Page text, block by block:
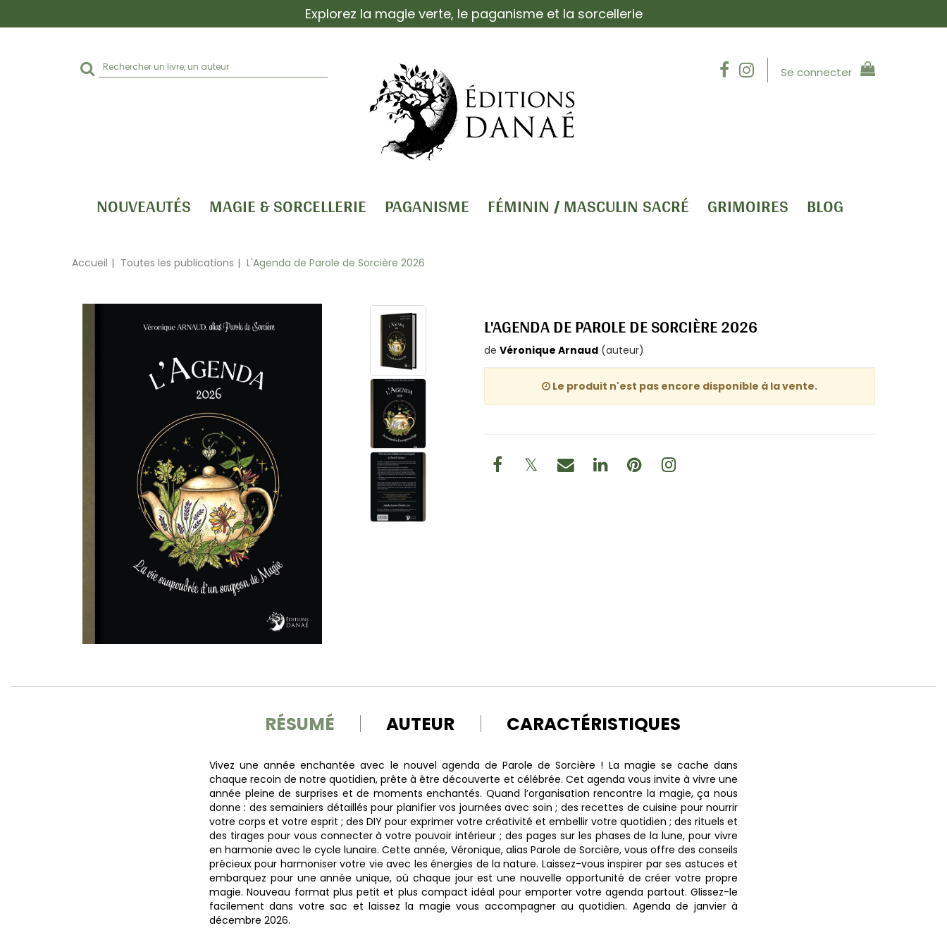
Explorez la magie verte, le paganisme et la sorcellerie
Rechercher
sur
Se connecter
NOUVEAUTÉS MAGIE & SORCELLERIE PAGANISME FÉMININ / MASCULIN SACRÉ GRIMOIRES BLOG
Accueil Toutes les publications L'Agenda de Parole de Sorcière 2026
L'AGENDA DE PAROLE DE SORCIÈRE 2026
de Véronique Arnaud (auteur)
Le produit n'est pas encore disponible à la vente.
RÉSUMÉ AUTEUR CARACTÉRISTIQUES
Vivez une année enchantée avec le nouvel agenda de Parole de Sorcière ! La magie se cache dans
chaque recoin de notre quotidien, prête à être découverte et célébrée. Cet agenda vous invite à vivre une
année pleine de surprises et de moments enchantés. Quand l’organisation rencontre la magie, ça nous
donne : des semainiers détaillés pour planifier vos journées avec soin ; des recettes de cuisine pour nourrir
votre corps et votre esprit ; des DIY pour exprimer votre créativité et embellir votre quotidien ; des rituels et
des tirages pour vous connecter à votre pouvoir intérieur ; des pages sur les phases de la lune, pour vivre
en harmonie avec le cycle lunaire. Cette année, Véronique, alias Parole de Sorcière, vous offre des conseils
précieux pour harmoniser votre vie avec les énergies de la nature. Laissez-vous inspirer par ses astuces et
embarquez pour une année unique, où chaque jour est une nouvelle opportunité de créer votre propre
magie. Nouveau format plus petit et plus compact idéal pour emporter votre agenda partout. Glissez-le
facilement dans votre sac et laissez la magie vous accompagner au quotidien. Agenda de janvier à
décembre 2026.